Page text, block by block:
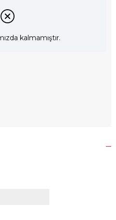
kalmamıştır.